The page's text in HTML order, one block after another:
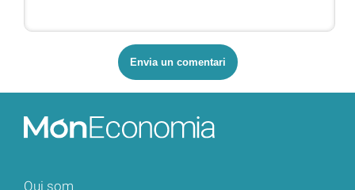
Qui som